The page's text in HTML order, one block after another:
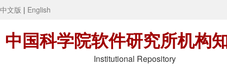
中文版 | English
中国科学院软件研究所机构
Institutional Repository